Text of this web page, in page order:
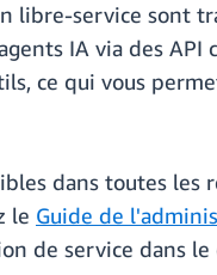
libre-service sont
IA via des
ce qui vous
dans toutes les
le Guide de
de service dans